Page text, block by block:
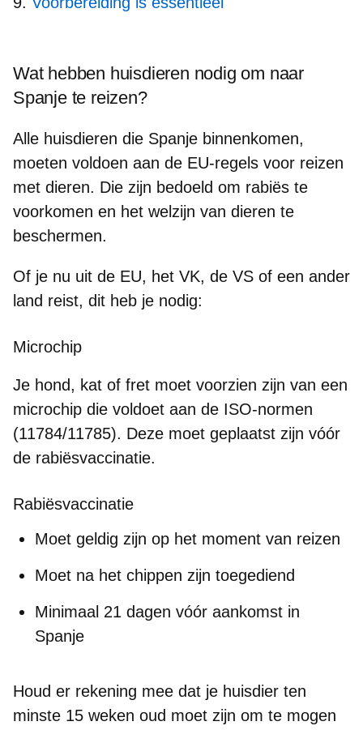
Wat hebben huisdieren nodig om naar
Spanje te reizen?
Alle huisdieren die Spanje binnenkomen,
moeten voldoen aan de EU-regels voor reizen
met dieren. Die zijn bedoeld om rabiës te
voorkomen en het welzijn van dieren te
beschermen.
Of je nu uit de EU, het VK, de VS of een ander
land reist, dit heb je nodig:
Microchip
Je hond, kat of fret moet voorzien zijn van een
microchip die voldoet aan de ISO-normen
(11784/11785). Deze moet geplaatst zijn vóór
de rabiësvaccinatie.
Rabiësvaccinatie
Moet geldig zijn op het moment van reizen
Moet na het chippen zijn toegediend
Minimaal 21 dagen vóór aankomst in
Spanje
Houd er rekening mee dat je huisdier ten
minste 15 weken oud moet zijn om te mogen